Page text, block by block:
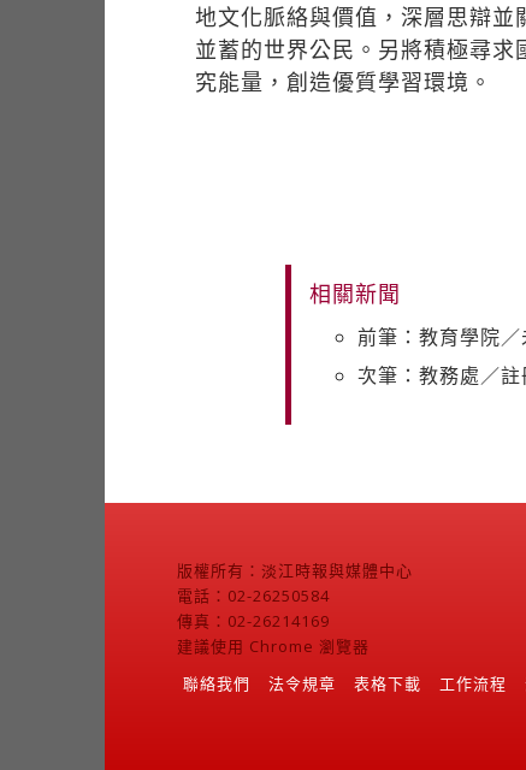
地文化脈絡與價值，深層思辯
並蓄的世界公民。另將積極尋
究能量，創造優質學習環境。
相關新聞
前筆：教育學院
次筆：教務處／
版權所有：淡江時報與媒體中心
電話：02-26250584
傳真：02-26214169
建議使用 Chrome 瀏覽器
聯絡我們
法令規章 表格下載 工作流程